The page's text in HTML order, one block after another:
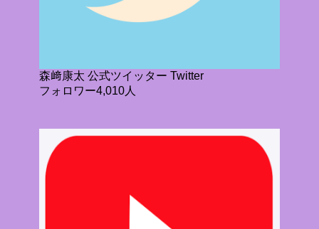
森﨑康太 公式ツイッター Twitter
フォロワー4,010人